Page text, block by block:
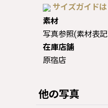
サイズガイド
素材
写真参照(素材表
在庫店舗
原宿店
他の写真